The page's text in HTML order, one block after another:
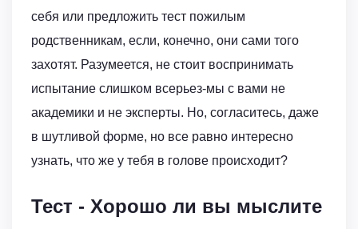
себя или предложить тест пожилым
родственникам, если, конечно, они сами того
захотят. Разумеется, не стоит воспринимать
испытание слишком всерьез-мы с вами не
академики и не эксперты. Но, согласитесь, даже
в шутливой форме, но все равно интересно
узнать, что же у тебя в голове происходит?
Тест - Хорошо ли вы мыслите